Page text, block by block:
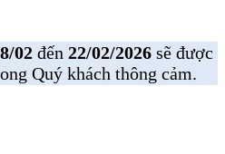
02đến 22/02/2026sẽ được
Quý khách thông cảm.